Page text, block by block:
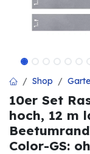
Shop
10er Set
hoch, 12 m
Color-GS: